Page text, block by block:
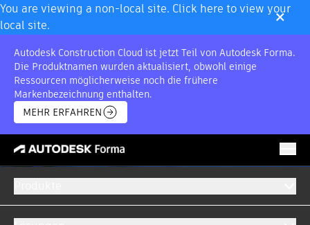
You are viewing a non-local site. Click here to view your
local site.
×
Autodesk Construction Cloud ist jetzt Teil von Autodesk Forma.
Die Produktnamen wurden aktualisiert, obwohl einige
Ressourcen möglicherweise noch die frühere
Markenbezeichnung enthalten.
MEHR ERFAHREN